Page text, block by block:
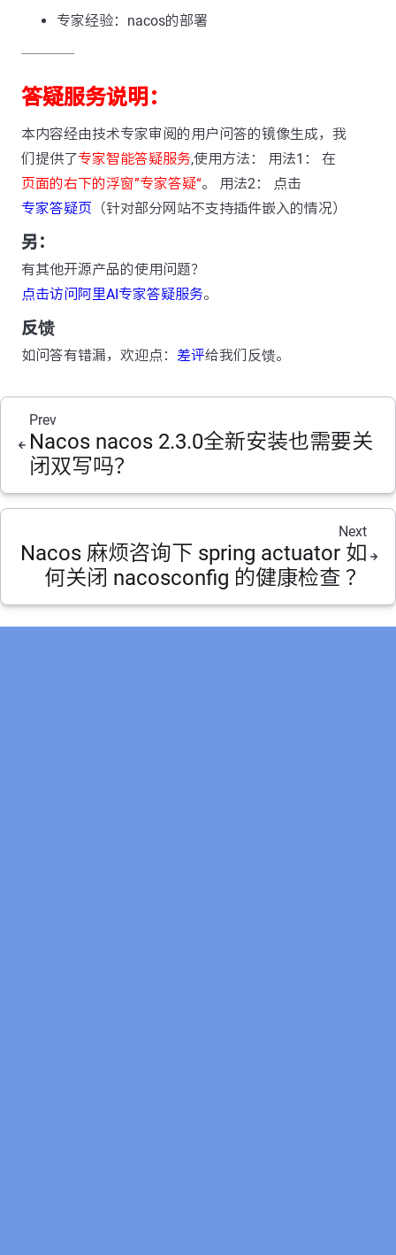
专家经验：nacos的部署
---------------
答疑服务说明：
本内容经由技术专家审阅的用户问答的镜像生成，我
们提供了专家智能答疑服务,使用方法： 用法1： 在
页面的右下的浮窗”专家答疑“。 用法2： 点击
专家答疑页 （针对部分网站不支持插件嵌入的情况）
另：
有其他开源产品的使用问题？
点击访问阿里AI专家答疑服务。
反馈
如问答有错漏，欢迎点： 差评给我们反馈。
Prev
Nacos nacos 2.3.0全新安装也需要关
闭双写吗？
Next
Nacos 麻烦咨询下 spring actuator 如
何关闭 nacosconfig 的健康检查 ？